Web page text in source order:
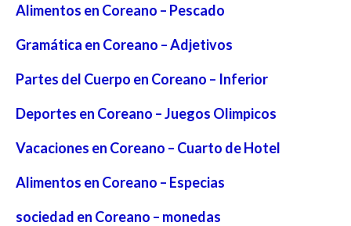
Alimentos en Coreano – Pescado
Gramática en Coreano – Adjetivos
Partes del Cuerpo en Coreano – Inferior
Deportes en Coreano – Juegos Olimpicos
Vacaciones en Coreano – Cuarto de Hotel
Alimentos en Coreano – Especias
sociedad en Coreano – monedas